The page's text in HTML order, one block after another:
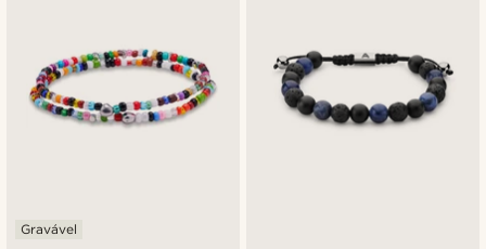
Gravável